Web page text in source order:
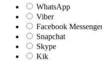
WhatsApp
Viber
Facebook
Snapchat
Skype
Kik